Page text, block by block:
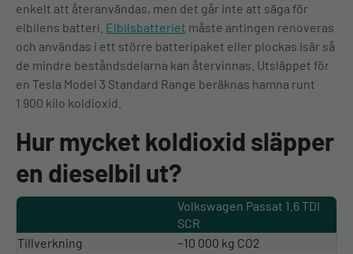
enkelt att återanvändas, men det går inte att säga för
elbilens batteri. Elbilsbatteriet måste antingen renoveras
och användas i ett större batteripaket eller plockas isär så
de mindre beståndsdelarna kan återvinnas. Utsläppet för
en Tesla Model 3 Standard Range beräknas hamna runt
1 900 kilo koldioxid.
Hur mycket koldioxid släpper
en dieselbil ut?
Volkswagen Passat 1.6 TDI
SCR
Tillverkning
~10 000 kg CO2